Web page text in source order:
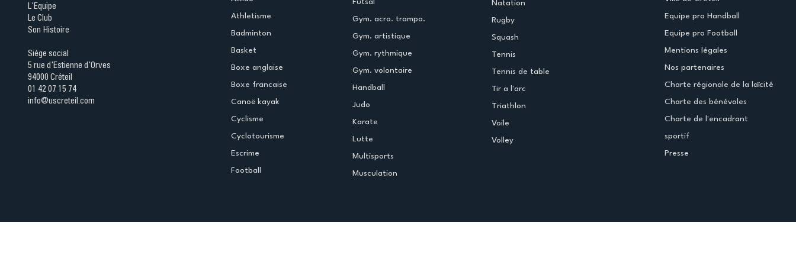
L'Equipe
Le Club
Son Histoire
Siège social
5 rue d'Estienne d'Orves
94000 Créteil
01 42 07 15 74
info@uscreteil.com
Athletisme
Badminton
Basket
Boxe anglaise
Boxe francaise
Canoë kayak
Cyclisme
Cyclotourisme
Escrime
Football
Futsal
Gym. acro. trampo.
Gym. artistique
Gym. rythmique
Gym. volontaire
Handball
Judo
Karate
Lutte
Multisports
Musculation
Natation
Rugby
Squash
Tennis
Tennis de table
Tir a l'arc
Triathlon
Voile
Volley
Equipe pro Handball
Equipe pro Football
Mentions légales
Nos partenaires
Charte régionale de la laïcité
Charte des bénévoles
Charte de l'encadrant
sportif
Presse